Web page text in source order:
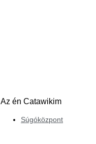
Az én Catawikim
Súgóközpont